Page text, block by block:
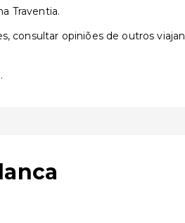
Traventia.
consultar opiniões de outros